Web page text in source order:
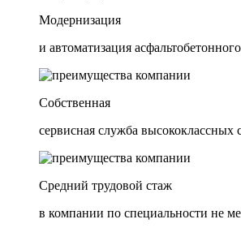
Модернизация
и автоматизация
Собственная
сервисная служба высококлассных
Средний трудовой стаж
в компании по специальности не